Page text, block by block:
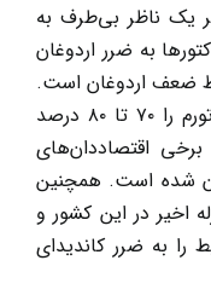
یک ناظر بی‌طرف به
به ضرر اردوغان
ضعف اردوغان است.
درواقع علی‌رغم برخی آمارها که این تورم را ۷۰ تا ۸۰ درصد
اقتصاددان‌های
۱۳۰درصد عنوان شده است. همچنین
اخیر در این کشور و
را به ضرر کاندیدای